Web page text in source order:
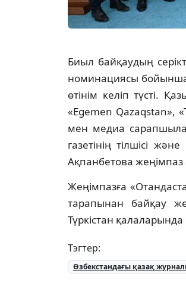
Биыл байқаудың
номинациясы
өтінім келіп түсті.
«Egemen Qazaqstan»,
мен медиа
газетінің тілшісі
Ақпанбетова
Жеңімпазға
тарапынан байқау
Түркістан
Тэгтер:
Өзбекстандағы қазақ